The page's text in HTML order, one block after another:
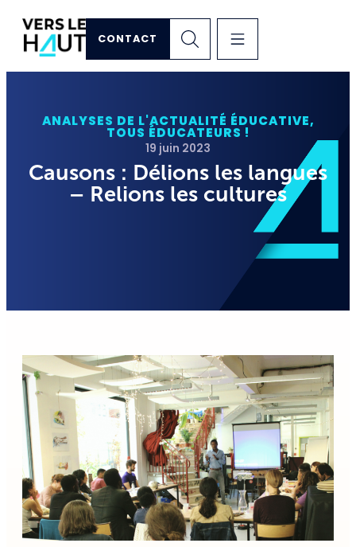
CONTACT
ANALYSES DE L'ACTUALITÉ ÉDUCATIVE,
TOUS ÉDUCATEURS !
19 juin 2023
Causons : Délions les langues
– Relions les cultures